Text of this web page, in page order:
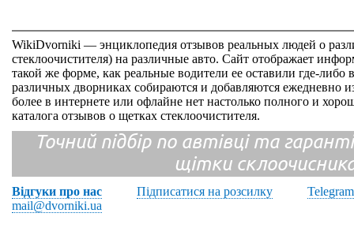
WikiDvorniki — энциклопедия отзывов реальных людей о
стеклоочистителя) на различные авто. Сайт отображает
такой же форме, как реальные водители ее оставили где-либо
различных дворниках собираются и добавляются ежедневно
более в интернете или офлайне нет настолько полного и
каталога отзывов о щетках стеклоочистителя.
Точний підбір по автівці та
щітки
Відгуки про нас Підписатися на розсилку
Telegram
mail@dvorniki.ua